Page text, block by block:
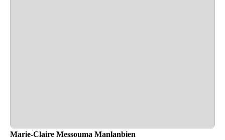
Marie-Claire Messouma Manlanbien